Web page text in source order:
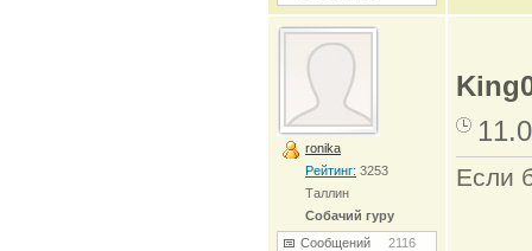
ronika
Рейтинг: 3253
Таллин
Собачий гуру
Сообщений 2116
Если